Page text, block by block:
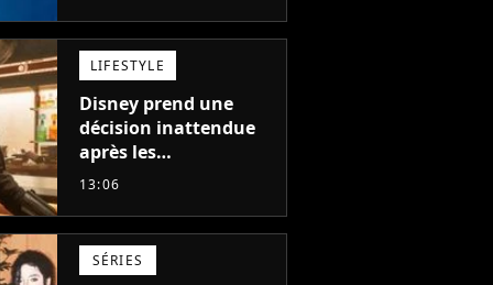
auteur
LIFESTYLE
Disney prend une
décision inattendue
après les
"performances
et The Mandalorian &
Grogu au box-office
13:06
SÉRIES